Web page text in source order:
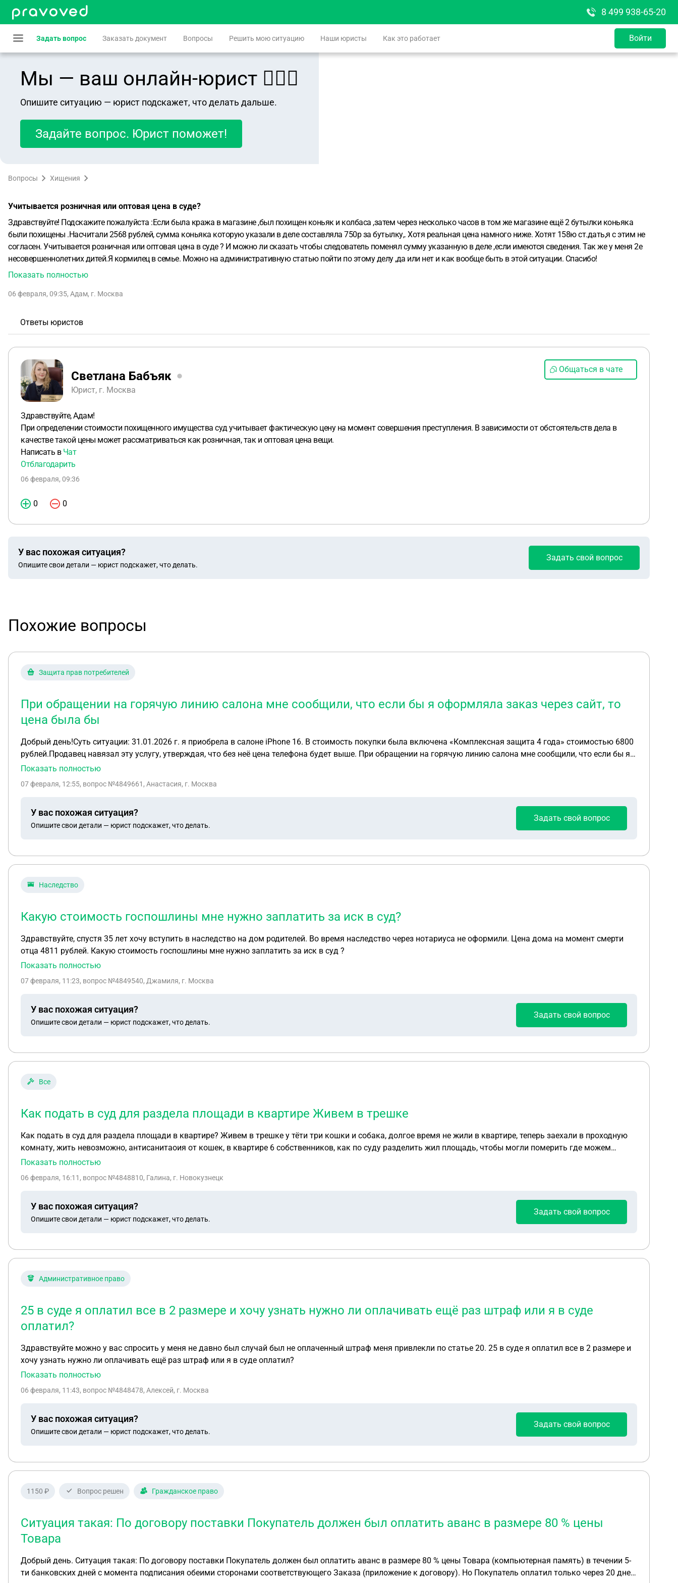
8 499 938-65-20
Задать вопрос Заказать документ Вопросы Решить мою ситуацию Наши юристы Как это работает Войти
Мы — ваш онлайн-юрист 👨🏻‍⚖️
Опишите ситуацию — юрист подскажет, что делать дальше.
Задайте вопрос. Юрист поможет!
Вопросы Хищения
Учитывается розничная или оптовая цена в суде?
Здравствуйте! Подскажите пожалуйста :Если была кража в магазине ,был похищен коньяк и колбаса ,затем через несколько часов в том же магазине ещё 2 бутылки коньяка
были похищены .Насчитали 2568 рублей, сумма коньяка которую указали в деле составляла 750р за бутылку,. Хотя реальная цена намного ниже. Хотят 158ю ст.дать,я с этим не
согласен. Учитывается розничная или оптовая цена в суде ? И можно ли сказать чтобы следователь поменял сумму указанную в деле ,если имеются сведения. Так же у меня 2е
несовершеннолетних дитей.Я кормилец в семье. Можно на административную статью пойти по этому делу ,да или нет и как вообще быть в этой ситуации. Спасибо!
Показать полностью
06 февраля, 09:35, Адам, г. Москва
Ответы юристов
Светлана Бабъяк
Юрист, г. Москва
Общаться в чате
Здравствуйте, Адам!
При определении стоимости похищенного имущества суд учитывает фактическую цену на момент совершения преступления. В зависимости от обстоятельств дела в
качестве такой цены может рассматриваться как розничная, так и оптовая цена вещи.
Написать в Чат
Отблагодарить
06 февраля, 09:36
0 0
У вас похожая ситуация?
Опишите свои детали — юрист подскажет, что делать.
Задать свой вопрос
Похожие вопросы
Защита прав потребителей
При обращении на горячую линию салона мне сообщили, что если бы я оформляла заказ через сайт, то
цена была бы
Добрый день!Суть ситуации: 31.01.2026 г. я приобрела в салоне iPhone 16. В стоимость покупки была включена «Комплексная защита 4 года» стоимостью 6800
рублей.Продавец навязал эту услугу, утверждая, что без неё цена телефона будет выше. При обращении на горячую линию салона мне сообщили, что если бы я
оформляла заказ через сайт, то цена была бы фиксированная, а поскольку я пришла напрямую в магазин, то без услуги «Комплексная защита» покупка
требованием вернуть денежные средства за навязанную услугу. Я направила претензию заказным письмом с уведомлением о вручении, но до сих пор не
Показать полностью
07 февраля, 12:55, вопрос №4849661, Анастасия, г. Москва
У вас похожая ситуация?
Опишите свои детали — юрист подскажет, что делать.
Задать свой вопрос
Наследство
Какую стоимость госпошлины мне нужно заплатить за иск в суд?
Здравствуйте, спустя 35 лет хочу вступить в наследство на дом родителей. Во время наследство через нотариуса не оформили. Цена дома на момент смерти
отца 4811 рублей. Какую стоимость госпошлины мне нужно заплатить за иск в суд ?
Показать полностью
07 февраля, 11:23, вопрос №4849540, Джамиля, г. Москва
У вас похожая ситуация?
Опишите свои детали — юрист подскажет, что делать.
Задать свой вопрос
Все
Как подать в суд для раздела площади в квартире Живем в трешке
Как подать в суд для раздела площади в квартире? Живем в трешке у тёти три кошки и собака, долгое время не жили в квартире, теперь заехали в проходную
комнату, жить невозможно, антисанитаоия от кошек, в квартире 6 собственников, как по суду разделить жил площадь, чтобы могли померить где можем
проживать, может можно как-то занять закрытую комнату, с тётей невозможно разговаривать, психически не здоровая, что делать по порядку??? Или как по
Показать полностью
06 февраля, 16:11 , вопрос №4848810, Галина, г. Новокузнецк
У вас похожая ситуация?
Опишите свои детали — юрист подскажет, что делать.
Задать свой вопрос
Административное право
25 в суде я оплатил все в 2 размере и хочу узнать нужно ли оплачивать ещё раз штраф или я в суде
оплатил?
Здравствуйте можно у вас спросить у меня не давно был случай был не оплаченный штраф меня привлекли по статье 20. 25 в суде я оплатил все в 2 размере и
хочу узнать нужно ли оплачивать ещё раз штраф или я в суде оплатил?
Показать полностью
06 февраля, 11:43, вопрос №4848478, Алексей, г. Москва
У вас похожая ситуация?
Опишите свои детали — юрист подскажет, что делать.
Задать свой вопрос
1150 ₽ Вопрос решен Гражданское право
Ситуация такая: По договору поставки Покупатель должен был оплатить аванс в размере 80 % цены
Товара
Добрый день. Ситуация такая: По договору поставки Покупатель должен был оплатить аванс в размере 80 % цены Товара (компьютерная память) в течении 5-
ти банковских дней с момента подписания обеими сторонами соответствующего Заказа (приложение к договору). Но Покупатель оплатил только через 20 дней.